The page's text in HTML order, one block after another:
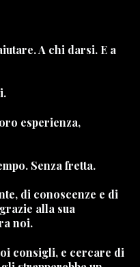
A chi darsi. E a
esperienza,
Senza fretta.
di conoscenze e di
alla sua
noi.
consigli, e cercare di